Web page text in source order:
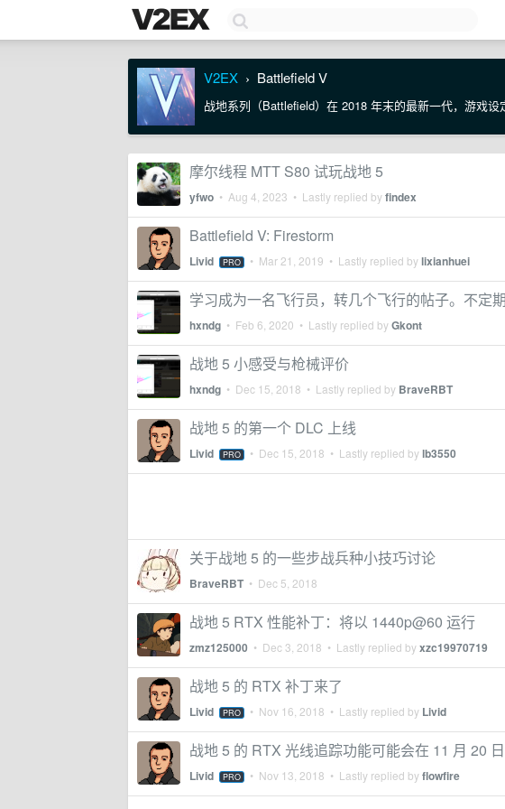
V2EX › Battlefield V
战地系列（Battlefield）在 2018 年末的最新一代，游戏设
摩尔线程 MTT S80 试玩战地 5
yfwo • Aug 4, 2023 • Lastly replied byfindex
Battlefield V: Firestorm
Livid PRO • Mar 21, 2019 • Lastly replied bylixianhuei
学习成为一名飞行员，转几个飞行的帖子。不定期
hxndg • Feb 6, 2020 • Lastly replied byGkont
战地 5 小感受与枪械评价
hxndg • Dec 15, 2018 • Lastly replied by BraveRBT
战地 5 的第一个 DLC 上线
Livid PRO • Dec 15, 2018 • Lastly replied bylb3550
关于战地 5 的一些步战兵种小技巧讨论
BraveRBT • Dec 5, 2018
战地 5 RTX 性能补丁：将以 1440p@60 运行
zmz125000 • Dec 3, 2018 • Lastly replied byxzc19970719
战地 5 的 RTX 补丁来了
Livid PRO • Nov 16, 2018 • Lastly replied by Livid
战地 5 的 RTX 光线追踪功能可能会在 11 月 20
Livid PRO • Nov 13, 2018 • Lastly replied byflowfire